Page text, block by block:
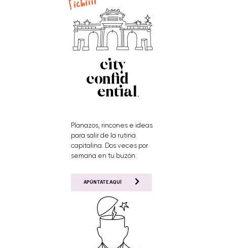
Planazos, rincones e ideas
para salir de la rutina
capitalina. Dos veces por
semana en tu buzón.
APÚNTATE AQUÍ